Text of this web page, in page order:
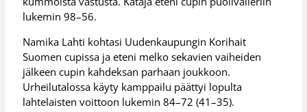
lukemin 98–56.
Namika Lahti kohtasi Uudenkaupungin Korihait
Suomen cupissa ja eteni melko sekavien vaiheiden
jälkeen cupin kahdeksan parhaan joukkoon.
Urheilutalossa käyty kamppailu päättyi lopulta
lahtelaisten voittoon lukemin 84–72 (41–35).